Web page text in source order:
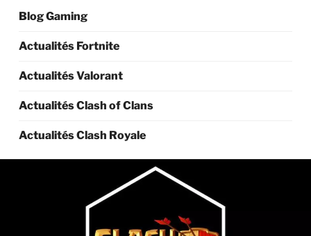
Blog Gaming
Actualités Fortnite
Actualités Valorant
Actualités Clash of Clans
Actualités Clash Royale